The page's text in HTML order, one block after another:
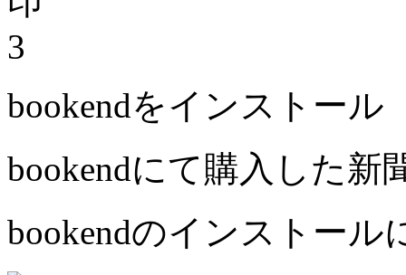
3
bookendをインストール
bookendにて購入した新
bookendのインストール